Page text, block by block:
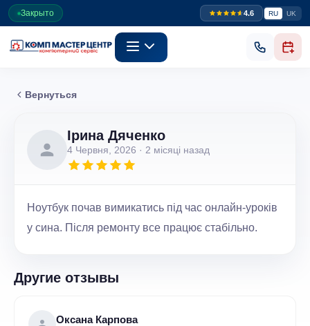
Закрыто 4.6 RU UK
Вернуться
Ірина Дяченко
4 Червня, 2026 · 2 місяці назад
Ноутбук почав вимикатись під час онлайн-уроків
у сина. Після ремонту все працює стабільно.
Другие отзывы
Оксана Карпова